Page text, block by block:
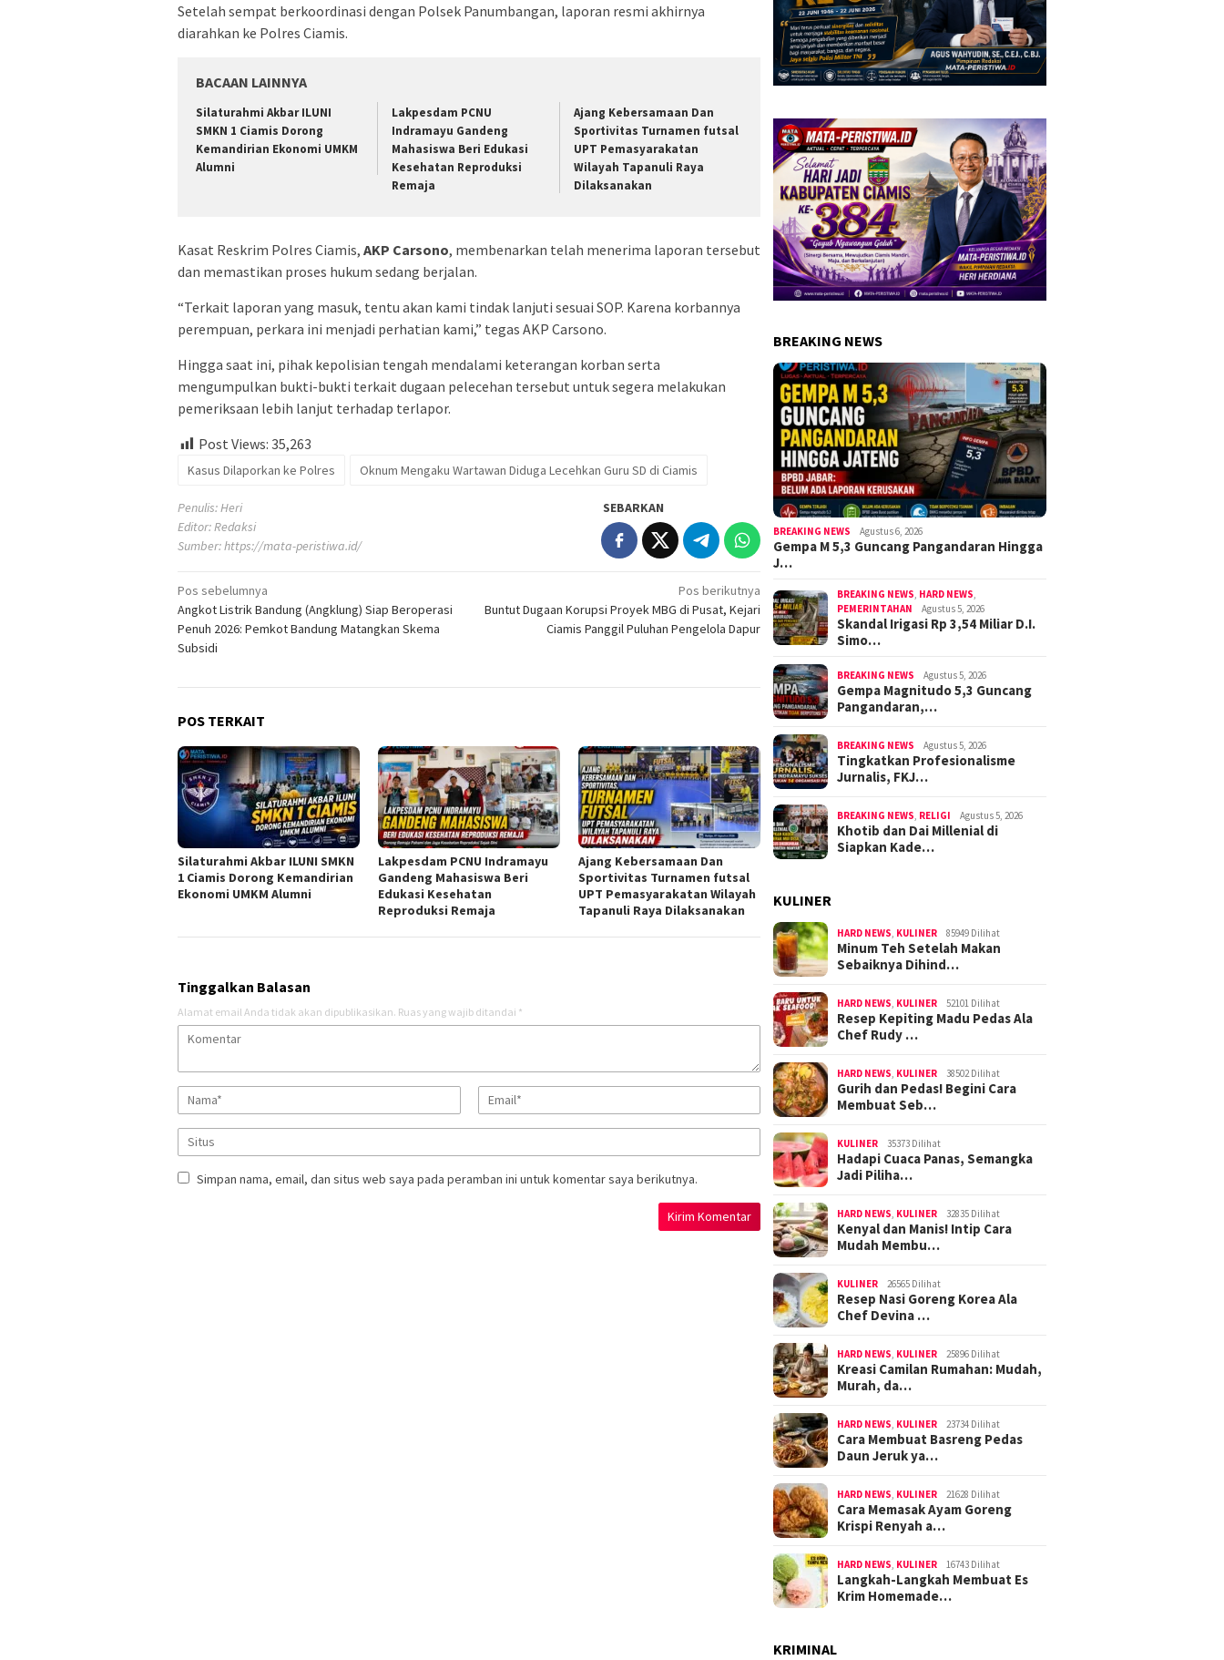
Setelah sempat berkoordinasi dengan Polsek Panumbangan, laporan resmi akhirnya
diarahkan ke Polres Ciamis.
BACAAN LAINNYA
Silaturahmi Akbar ILUNI
SMKN 1 Ciamis Dorong
Kemandirian Ekonomi UMKM
Alumni
Lakpesdam PCNU
Indramayu Gandeng
Mahasiswa Beri Edukasi
Kesehatan Reproduksi
Remaja
Ajang Kebersamaan Dan
Sportivitas Turnamen futsal
UPT Pemasyarakatan
Wilayah Tapanuli Raya
Dilaksanakan
Kasat Reskrim Polres Ciamis, AKP Carsono, membenarkan telah menerima laporan tersebut
dan memastikan proses hukum sedang berjalan.
“Terkait laporan yang masuk, tentu akan kami tindak lanjuti sesuai SOP. Karena korbannya
perempuan, perkara ini menjadi perhatian kami,” tegas AKP Carsono.
Hingga saat ini, pihak kepolisian tengah mendalami keterangan korban serta
mengumpulkan bukti-bukti terkait dugaan pelecehan tersebut untuk segera melakukan
pemeriksaan lebih lanjut terhadap terlapor.
Post Views: 35,263
Kasus Dilaporkan ke Polres Oknum Mengaku Wartawan Diduga Lecehkan Guru SD di Ciamis
Penulis: Heri
Editor: Redaksi
Sumber:https://mata-peristiwa.id/
SEBARKAN
Navigasi
pos
Pos sebelumnya
Angkot Listrik Bandung (Angklung) Siap Beroperasi
Penuh 2026: Pemkot Bandung Matangkan Skema
Subsidi
Pos berikutnya
Buntut Dugaan Korupsi Proyek MBG di Pusat, Kejari
Ciamis Panggil Puluhan Pengelola Dapur
POS TERKAIT
Silaturahmi Akbar ILUNI SMKN
1 Ciamis Dorong Kemandirian
Ekonomi UMKM Alumni
Lakpesdam PCNU Indramayu
Gandeng Mahasiswa Beri
Edukasi Kesehatan
Reproduksi Remaja
Ajang Kebersamaan Dan
Sportivitas Turnamen futsal
UPT Pemasyarakatan Wilayah
Tapanuli Raya Dilaksanakan
Tinggalkan Balasan
Alamat email Anda tidak akan dipublikasikan. Ruas yang wajib ditandai *
Simpan nama, email, dan situs web saya pada peramban ini untuk komentar saya berikutnya.
BREAKING NEWS
BREAKING NEWS Agustus 6, 2026
Gempa M 5,3 Guncang Pangandaran Hingga
J…
BREAKING NEWS HARD NEWS
PEMERINTAHAN
Agustus 5, 2026
Skandal Irigasi Rp 3,54 Miliar D.I.
Simo…
BREAKING NEWS Agustus 5, 2026
Gempa Magnitudo 5,3 Guncang
Pangandaran,…
BREAKING NEWS Agustus 5, 2026
Tingkatkan Profesionalisme
Jurnalis, FKJ…
BREAKING NEWS RELIGI Agustus 5, 2026
Khotib dan Dai Millenial di
Siapkan Kade…
KULINER
HARD NEWS KULINER 85949 Dilihat
Minum Teh Setelah Makan
Sebaiknya Dihind…
HARD NEWS KULINER 52101 Dilihat
Resep Kepiting Madu Pedas Ala
Chef Rudy …
HARD NEWS KULINER 38502 Dilihat
Gurih dan Pedas! Begini Cara
Membuat Seb…
KULINER 35373 Dilihat
Hadapi Cuaca Panas, Semangka
Jadi Piliha…
HARD NEWS KULINER 32835 Dilihat
Kenyal dan Manis! Intip Cara
Mudah Membu…
KULINER 26565 Dilihat
Resep Nasi Goreng Korea Ala
Chef Devina …
HARD NEWS KULINER 25896 Dilihat
Kreasi Camilan Rumahan: Mudah,
Murah, da…
HARD NEWS KULINER 23734 Dilihat
Cara Membuat Basreng Pedas
Daun Jeruk ya…
HARD NEWS KULINER 21628 Dilihat
Cara Memasak Ayam Goreng
Krispi Renyah a…
HARD NEWS KULINER 16743 Dilihat
Langkah-Langkah Membuat Es
Krim Homemade…
KRIMINAL